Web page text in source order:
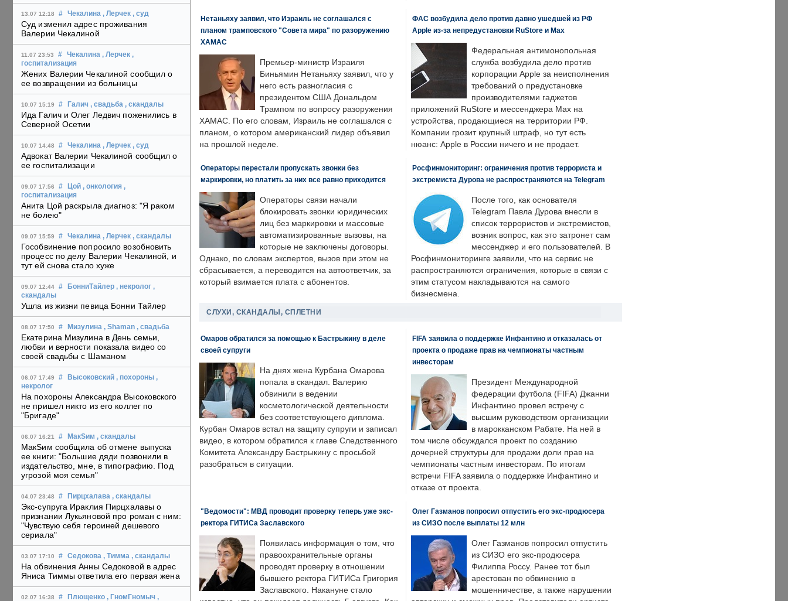
13.07 12:18 # Чекалина , Лерчек , суд
Суд изменил адрес проживания
Валерии Чекалиной
11.07 23:53 # Чекалина , Лерчек ,
госпитализация
Жених Валерии Чекалиной сообщил о
ее возвращении из больницы
10.07 15:19 # Галич , свадьба , скандалы
Ида Галич и Олег Ледвич поженились в
Северной Осетии
10.07 14:48 # Чекалина , Лерчек , суд
Адвокат Валерии Чекалиной сообщил о
ее госпитализации
09.07 17:56 # Цой , онкология ,
госпитализация
Анита Цой раскрыла диагноз: "Я раком
не болею"
09.07 15:59 # Чекалина , Лерчек , скандалы
Гособвинение попросило возобновить
процесс по делу Валерии Чекалиной, и
тут ей снова стало хуже
09.07 12:44 # БонниТайлер , некролог ,
скандалы
Ушла из жизни певица Бонни Тайлер
08.07 17:50 # Мизулина , Shaman , свадьба
Екатерина Мизулина в День семьи,
любви и верности показала видео со
своей свадьбы с Шаманом
06.07 17:49 # Высоковский , похороны ,
некролог
На похороны Александра Высоковского
не пришел никто из его коллег по
"Бригаде"
06.07 16:21 # МакSим , скандалы
МакSим сообщила об отмене выпуска
ее книги: "Большие дяди позвонили в
издательство, мне, в типографию. Под
угрозой моя семья"
04.07 23:48 # Пирцхалава , скандалы
Экс-супруга Ираклия Пирцхалавы о
признании Лукьяновой про роман с ним:
"Чувствую себя героиней дешевого
сериала"
03.07 17:10 # Седокова , Тимма , скандалы
На обвинения Анны Седоковой в адрес
Яниса Тиммы ответила его первая жена
02.07 16:38 # Плющенко , ГномГномыч ,
Нетаньяху заявил, что Израиль не соглашался с
планом трамповского "Совета мира" по разоружению
ХАМАС
Премьер-министр Израиля
Биньямин Нетаньяху заявил, что у
него есть разногласия с
президентом США Дональдом
Трампом по вопросу разоружения
ХАМАС. По его словам, Израиль не соглашался с
планом, о котором американский лидер объявил
на прошлой неделе.
ФАС возбудила дело против давно ушедшей из РФ
Apple из-за непредустановки RuStore и Max
Федеральная антимонопольная
служба возбудила дело против
корпорации Apple за неисполнения
требований о предустановке
производителями гаджетов
приложений RuStore и мессенджера Max на
устройства, продающиеся на территории РФ.
Компании грозит крупный штраф, но тут есть
нюанс: Apple в России ничего и не продает.
Операторы перестали пропускать звонки без
маркировки, но платить за них все равно приходится
Операторы связи начали
блокировать звонки юридических
лиц без маркировки и массовые
автоматизированные вызовы, на
которые не заключены договоры.
Однако, по словам экспертов, вызов при этом не
сбрасывается, а переводится на автоответчик, за
который взимается плата с абонентов.
Росфинмониторинг: ограничения против террориста и
экстремиста Дурова не распространяются на Telegram
После того, как основателя
Telegram Павла Дурова внесли в
список террористов и экстремистов,
возник вопрос, как это затронет сам
мессенджер и его пользователей. В
Росфинмониторинге заявили, что на сервис не
распространяются ограничения, которые в связи с
этим статусом накладываются на самого
бизнесмена.
СЛУХИ, СКАНДАЛЫ, СПЛЕТНИ
Омаров обратился за помощью к Бастрыкину в деле
своей супруги
На днях жена Курбана Омарова
попала в скандал. Валерию
обвинили в ведении
косметологической деятельности
без соответствующего диплома.
Курбан Омаров встал на защиту супруги и записал
видео, в котором обратился к главе Следственного
Комитета Александру Бастрыкину с просьбой
разобраться в ситуации.
FIFA заявила о поддержке Инфантино и отказалась от
проекта о продаже прав на чемпионаты частным
инвесторам
Президент Международной
федерации футбола (FIFA) Джанни
Инфантино провел встречу с
высшим руководством организации
в марокканском Рабате. На ней в
том числе обсуждался проект по созданию
дочерней структуры для продажи доли прав на
чемпионаты частным инвесторам. По итогам
встречи FIFA заявила о поддержке Инфантино и
отказе от проекта.
"Ведомости": МВД проводит проверку теперь уже экс-
ректора ГИТИСа Заславского
Появилась информация о том, что
правоохранительные органы
проводят проверку в отношении
бывшего ректора ГИТИСа Григория
Заславского. Накануне стало
Олег Газманов попросил отпустить его экс-продюсера
из СИЗО после выплаты 12 млн
Олег Газманов попросил отпустить
из СИЗО его экс-продюсера
Филиппа Россу. Ранее тот был
арестован по обвинению в
мошенничестве, а также нарушении